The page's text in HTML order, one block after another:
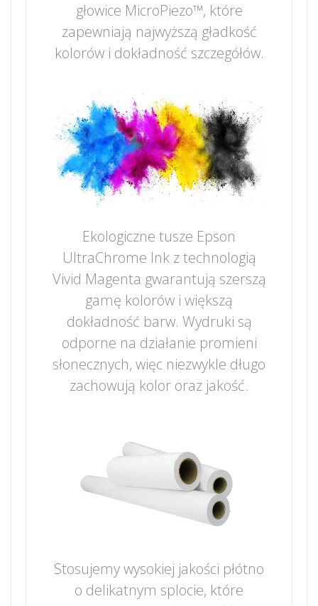
głowice MicroPiezo™, które
zapewniają najwyższą gładkość
kolorów i dokładność szczegółów.
Ekologiczne tusze Epson
UltraChrome Ink z technologią
Vivid Magenta gwarantują szerszą
gamę kolorów i większą
dokładność barw. Wydruki są
odporne na działanie promieni
słonecznych, więc niezwykle długo
zachowują kolor oraz jakość.
Stosujemy wysokiej jakości płótno
o delikatnym splocie, które